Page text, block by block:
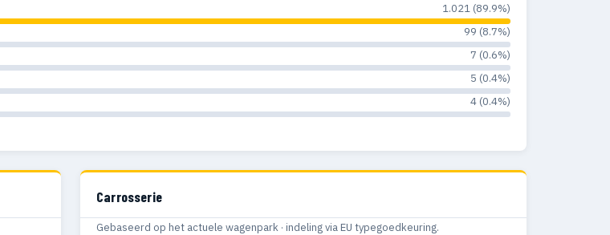
1.021 (89.9%)
99 (8.7%)
7 (0.6%)
5 (0.4%)
4 (0.4%)
Carrosserie
Gebaseerd op het actuele wagenpark · indeling via EU typegoedkeuring.